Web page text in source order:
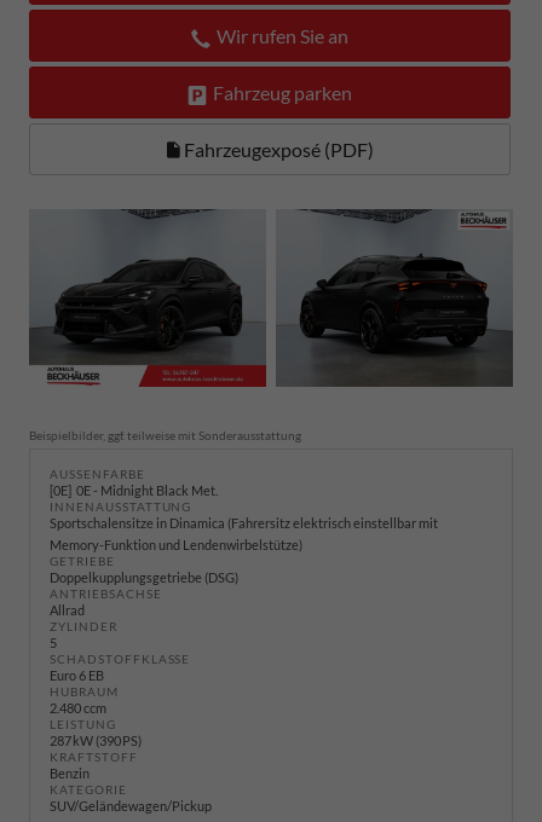
Wir rufen Sie an
Fahrzeug parken
Fahrzeugexposé (PDF)
Beispielbilder, ggf. teilweise mit Sonderausstattung
AUSSENFARBE
0E 0E - Midnight Black Met.
INNENAUSSTATTUNG
Sportschalensitze in Dinamica (Fahrersitz elektrisch einstellbar mit
Memory-Funktion und Lendenwirbelstütze)
GETRIEBE
Doppelkupplungsgetriebe (DSG)
ANTRIEBSACHSE
Allrad
ZYLINDER
5
SCHADSTOFFKLASSE
Euro 6 EB
HUBRAUM
2.480 ccm
LEISTUNG
287 kW (390 PS)
KRAFTSTOFF
Benzin
KATEGORIE
SUV/Geländewagen/Pickup